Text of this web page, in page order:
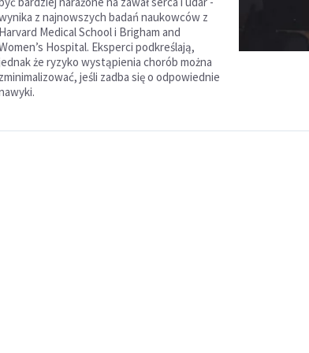
z najnowszych badań naukowców z
Harvard Medical School i Brigham and
Hospital. Eksperci podkreślają,
że ryzyko wystąpienia chorób można
zminimalizować, jeśli zadba się o odpowiednie